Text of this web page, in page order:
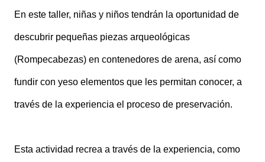
En este taller, niñas y niños tendrán la oportunidad de
descubrir pequeñas piezas arqueológicas
(Rompecabezas) en contenedores de arena, así como
fundir con yeso elementos que les permitan conocer, a
través de la experiencia el proceso de preservación.
Esta actividad recrea a través de la experiencia, como